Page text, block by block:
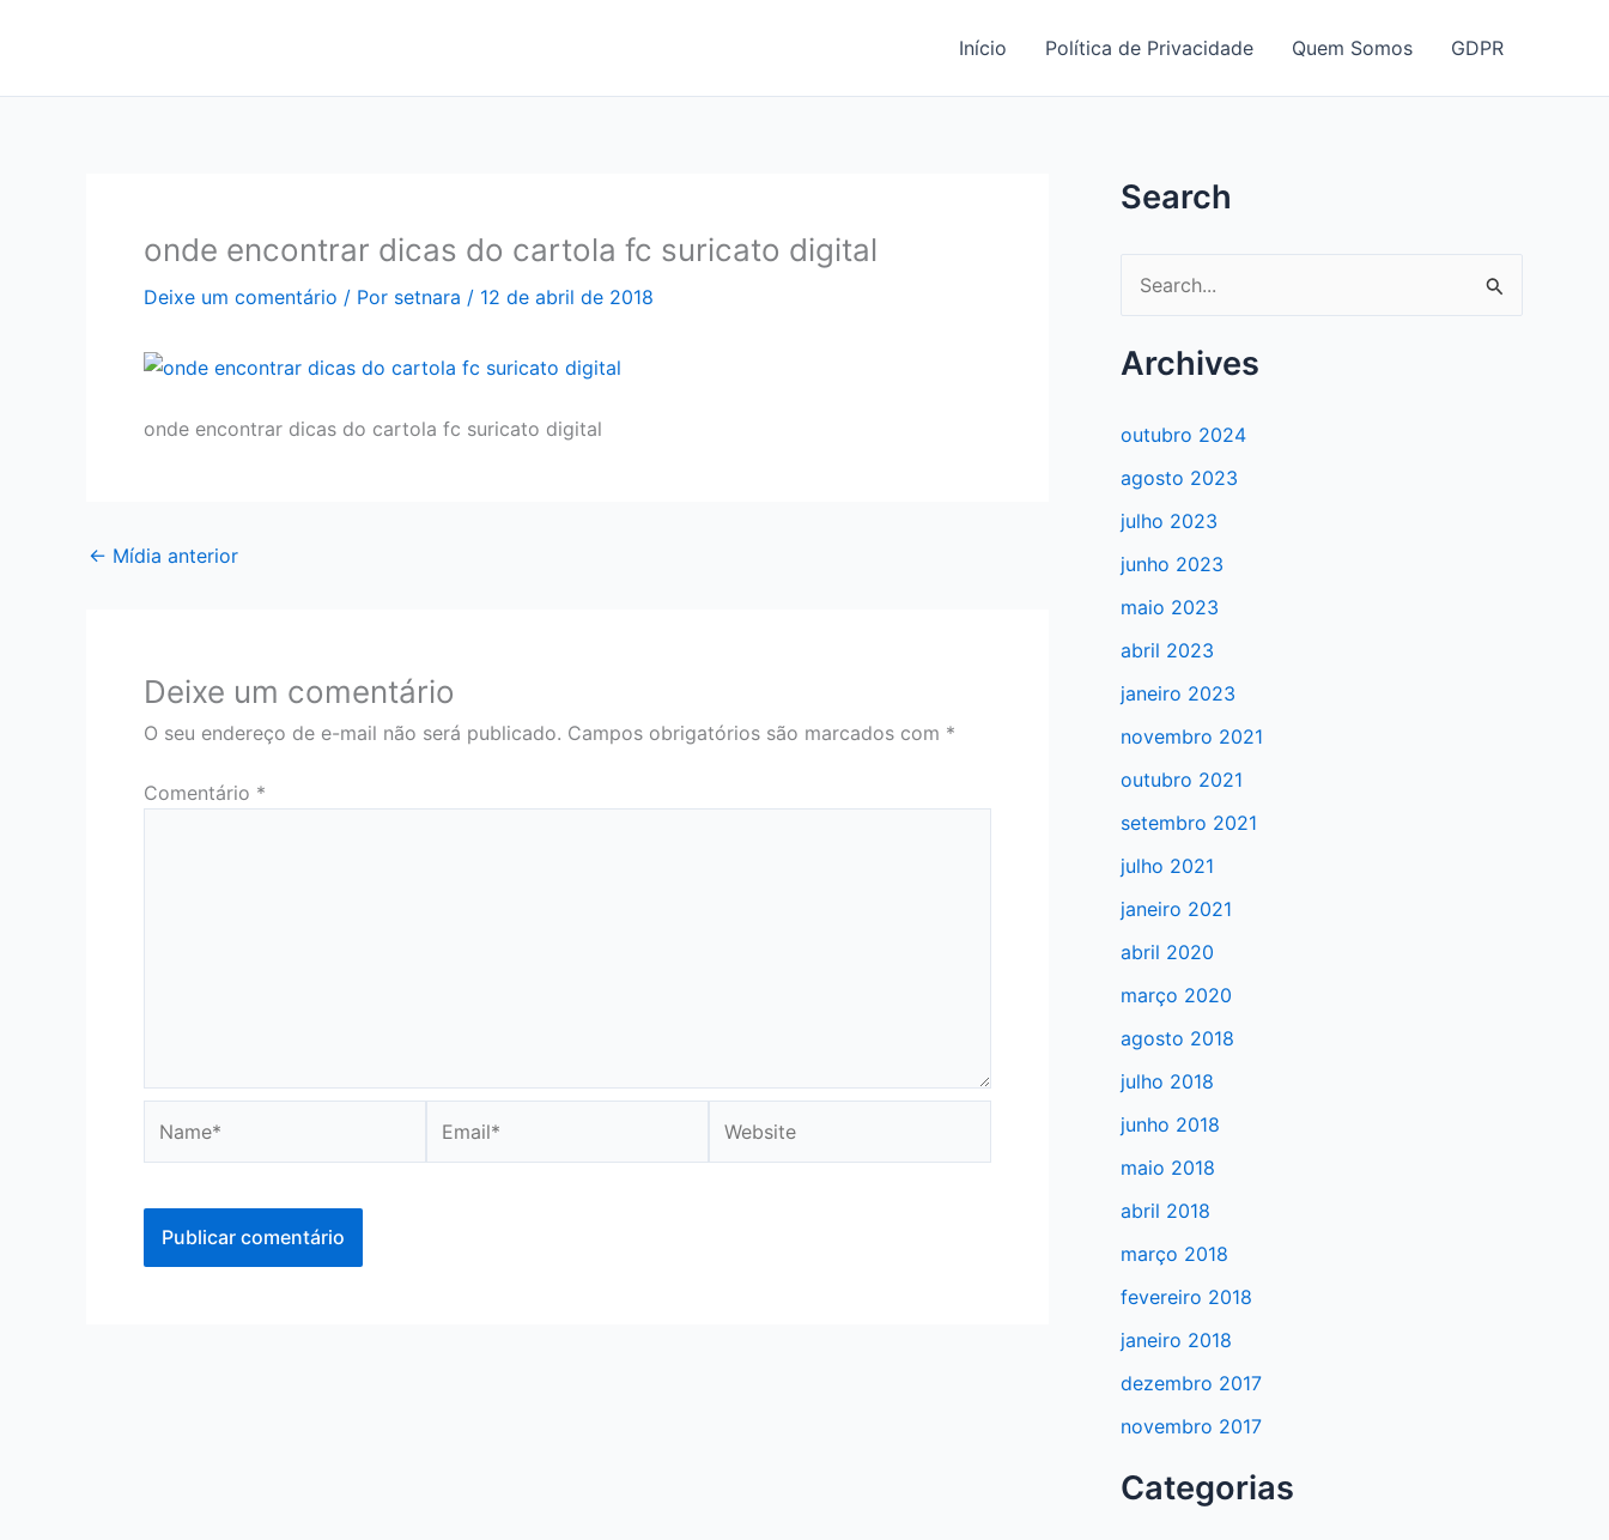
Início Política de Privacidade Quem Somos GDPR
onde encontrar dicas do cartola fc suricato digital
Deixe um comentário / Por setnara / 12 de abril de 2018
onde encontrar dicas do cartola fc suricato digital
← Mídia anterior
Deixe um comentário
O seu endereço de e-mail não será publicado. Campos obrigatórios são marcados com *
Comentário *
Search
e
s
u
a
r
p
o
r
:
Archives
outubro 2024
agosto 2023
julho 2023
junho 2023
maio 2023
abril 2023
janeiro 2023
novembro 2021
outubro 2021
setembro 2021
julho 2021
janeiro 2021
abril 2020
março 2020
agosto 2018
julho 2018
junho 2018
maio 2018
abril 2018
março 2018
fevereiro 2018
janeiro 2018
dezembro 2017
novembro 2017
Categorias